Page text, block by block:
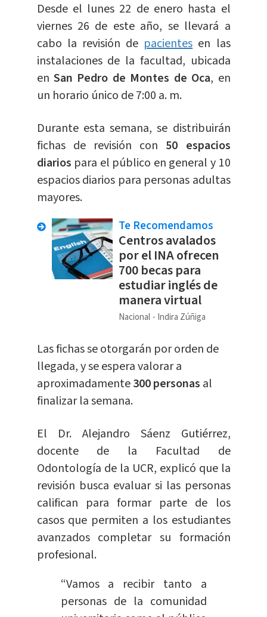
Desde el lunes 22 de enero hasta el
viernes 26 de este año, se llevará a
cabo la revisión de pacientesen las
instalaciones de la facultad, ubicada
en San Pedro de Montes de Oca, en
un horario único de 7:00 a. m.
Durante esta semana, se distribuirán
fichas de revisión con 50 espacios
diarios para el público en general y 10
espacios diarios para personas adultas
mayores.
Te Recomendamos
Centros avalados
por el INA ofrecen
700 becas para
estudiar inglés de
manera virtual
Nacional Indira Zúñiga
Lasfichasse otorgarán por orden de
llegada, y se espera valorar a
aproximadamente300 personas al
finalizar la semana.
El Dr. Alejandro Sáenz Gutiérrez,
docente de la Facultad de
Odontología de la UCR, explicó que la
revisión busca evaluar si las personas
califican para formar parte de los
casos que permiten a los estudiantes
avanzados completar su formación
profesional.
“Vamos a recibir tanto a
personas de la comunidad